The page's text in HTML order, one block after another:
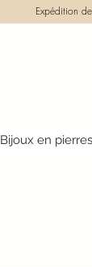
Expédition
Bijoux en